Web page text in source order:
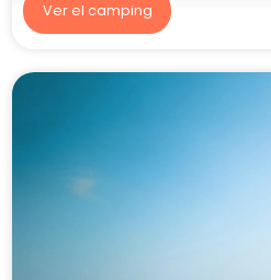
Ver el camping